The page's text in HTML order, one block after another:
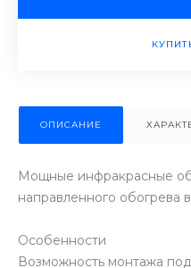
ОПИСАНИЕ
Мощные инфракрасные
направленного обогрева
Особенности
Возможность монтажа